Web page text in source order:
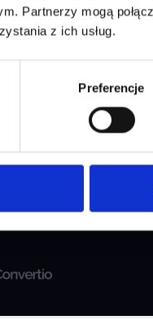
Partnerzy mogą
z ich usług.
Preferencje
KATEGORIE
Stemple Mosiężne
Plomby i Plombownice